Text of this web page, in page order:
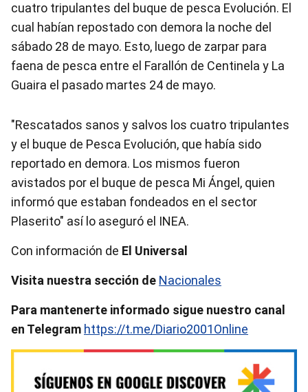
cuatro tripulantes del buque de pesca Evolución. El
cual habían repostado con demora la noche del
sábado 28 de mayo. Esto, luego de zarpar para
faena de pesca entre el Farallón de Centinela y La
Guaira el pasado martes 24 de mayo.
"Rescatados sanos y salvos los cuatro tripulantes
y el buque de Pesca Evolución, que había sido
reportado en demora. Los mismos fueron
avistados por el buque de pesca Mi Ángel, quien
informó que estaban fondeados en el sector
Plaserito" así lo aseguró el INEA.
Con información de El Universal
Visita nuestra sección de Nacionales
Para mantenerte informado sigue nuestro canal
en Telegram https://t.me/Diario2001Online